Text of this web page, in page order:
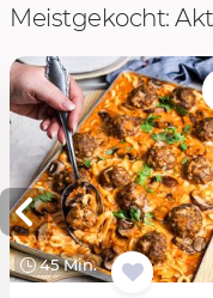
Meistgekocht:
45 Min.